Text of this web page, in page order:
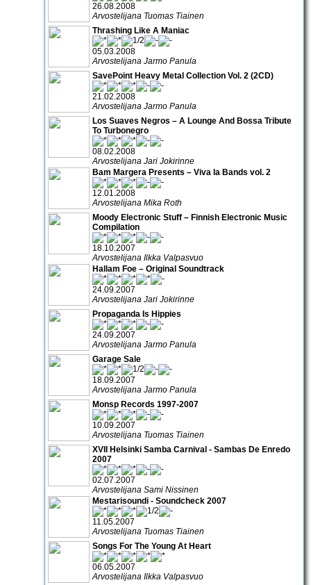
26.08.2008
Arvostelijana Tuomas Tiainen
Thrashing Like A Maniac
05.03.2008
Arvostelijana Jarmo Panula
SavePoint Heavy Metal Collection Vol. 2 (2CD)
21.02.2008
Arvostelijana Jarmo Panula
Los Suaves Negros – A Lounge And Bossa Tribute
To Turbonegro
08.02.2008
Arvostelijana Jari Jokirinne
Bam Margera Presents – Viva la Bands vol. 2
12.01.2008
Arvostelijana Mika Roth
Moody Electronic Stuff – Finnish Electronic Music
Compilation
18.10.2007
Arvostelijana Ilkka Valpasvuo
Hallam Foe – Original Soundtrack
24.09.2007
Arvostelijana Jari Jokirinne
Propaganda Is Hippies
24.09.2007
Arvostelijana Jarmo Panula
Garage Sale
18.09.2007
Arvostelijana Jarmo Panula
Monsp Records 1997-2007
10.09.2007
Arvostelijana Tuomas Tiainen
XVII Helsinki Samba Carnival - Sambas De Enredo
2007
02.07.2007
Arvostelijana Sami Nissinen
Mestarisoundi - Soundcheck 2007
11.05.2007
Arvostelijana Tuomas Tiainen
Songs For The Young At Heart
06.05.2007
Arvostelijana Ilkka Valpasvuo